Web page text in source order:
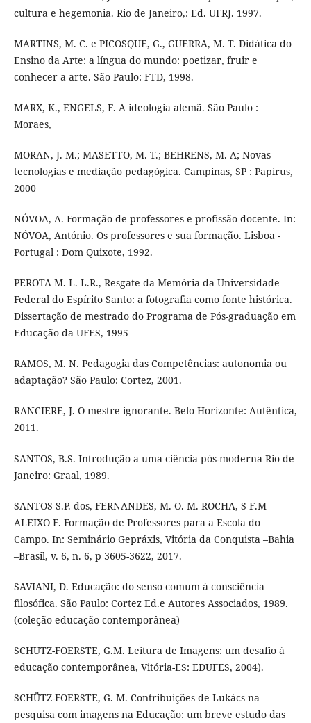
cultura e hegemonia. Rio de Janeiro,: Ed. UFRJ. 1997.
MARTINS, M. C. e PICOSQUE, G., GUERRA, M. T. Didática do
Ensino da Arte: a língua do mundo: poetizar, fruir e
conhecer a arte. São Paulo: FTD, 1998.
MARX, K., ENGELS, F. A ideologia alemã. São Paulo :
Moraes,
MORAN, J. M.; MASETTO, M. T.; BEHRENS, M. A; Novas
tecnologias e mediação pedagógica. Campinas, SP : Papirus,
2000
NÓVOA, A. Formação de professores e profissão docente. In:
NÓVOA, António. Os professores e sua formação. Lisboa -
Portugal : Dom Quixote, 1992.
PEROTA M. L. L.R., Resgate da Memória da Universidade
Federal do Espírito Santo: a fotografia como fonte histórica.
Dissertação de mestrado do Programa de Pós-graduação em
Educação da UFES, 1995
RAMOS, M. N. Pedagogia das Competências: autonomia ou
adaptação? São Paulo: Cortez, 2001.
RANCIERE, J. O mestre ignorante. Belo Horizonte: Autêntica,
2011.
SANTOS, B.S. Introdução a uma ciência pós-moderna Rio de
Janeiro: Graal, 1989.
SANTOS S.P. dos, FERNANDES, M. O. M. ROCHA, S F.M
ALEIXO F. Formação de Professores para a Escola do
Campo. In: Seminário Gepráxis, Vitória da Conquista –Bahia
–Brasil, v. 6, n. 6, p 3605-3622, 2017.
SAVIANI, D. Educação: do senso comum à consciência
filosófica. São Paulo: Cortez Ed.e Autores Associados, 1989.
(coleção educação contemporânea)
SCHUTZ-FOERSTE, G.M. Leitura de Imagens: um desafio à
educação contemporânea, Vitória-ES: EDUFES, 2004).
SCHÜTZ-FOERSTE, G. M. Contribuições de Lukács na
pesquisa com imagens na Educação: um breve estudo das